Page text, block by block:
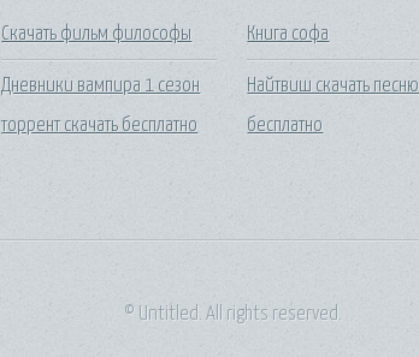
Скачать фильм философы
Дневники вампира 1 сезон
торрент скачать бесплатно
Книга софа
Найтвиш скачать песню
бесплатно
© Untitled. All rights reserved.